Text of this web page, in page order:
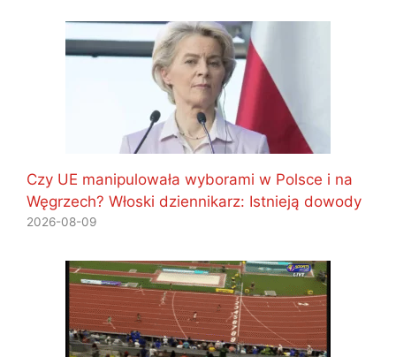
Czy UE manipulowała wyborami w Polsce i na
Węgrzech? Włoski dziennikarz: Istnieją dowody
2026-08-09